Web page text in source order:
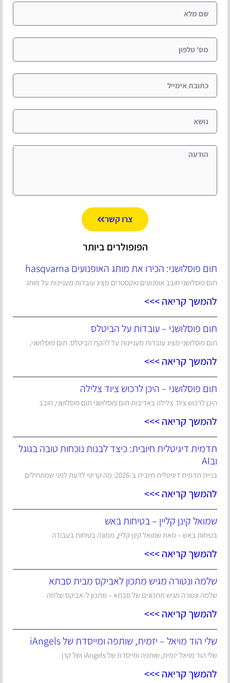
צרו קשר
הפופולרים ביותר
תום פוסלושני: הכירו את מותג האופנועים hasqvarna
תום פוסלושני חובב אופנועים ואקסטרים מציג עובדות מעניינות על מותג
להמשך קריאה >>>
תום פוסלושני – עובדות על הביטלס
תום פוסלושני מציג עובדות מעניינות על להקת הביטלס. תום פוסלושני,
להמשך קריאה >>>
תום פוסלושני – היכן לרכוש ציוד צלילה
היכן לרכוש ציוד צלילה באדיבות תום פוסלושני תום פוסלושני, חובב
להמשך קריאה >>>
תדמית דיגיטלית חיובית: כיצד לבנות נוכחות טובה בגוגל
ובAI
בניית תדמית דיגיטלית חיובית ב-2026: מה קריטי לדעת לפני שמתחילים
להמשך קריאה >>>
שמואל קינן קליין – בטיחות באש
בטיחות באש – מאת שמואל קינן קליין, ממונה בטיחות בעבודה
להמשך קריאה >>>
שלמה ונטורה מגיש מתכון לאביקס מבית סבתא
שלמה ונטורה מגיש מתכונים של סבתא – מתכון ל-אביקס שלמה
להמשך קריאה >>>
שלי הוד מויאל – יזמית, שותפה ומייסדת של iAngels
שלי הוד מויאל יזמית, שותפה ומייסדת של iAngels ושל קרן
להמשך קריאה >>>